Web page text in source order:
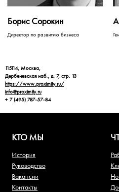
Борис Сорокин
Директор по развитию бизнеса
115114, Москва,
Дербеневская наб., д. 7, стр. 13
https://www.proximity.ru/
info@proximity.ru
+ 7 (495) 787-57-84
КТО МЫ
История
Руководство
Вакансии
Контакты